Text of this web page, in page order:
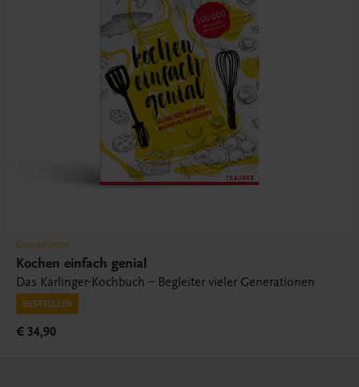
Gastronomie
Kochen einfach genial
Das Karlinger-Kochbuch – Begleiter vieler Generationen
BESTSELLER
€ 34,90